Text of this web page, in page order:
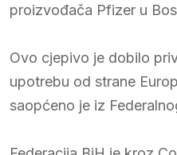
proizvođača Pfizer u
Ovo cjepivo je dobilo
upotrebu od strane
saopćeno je iz